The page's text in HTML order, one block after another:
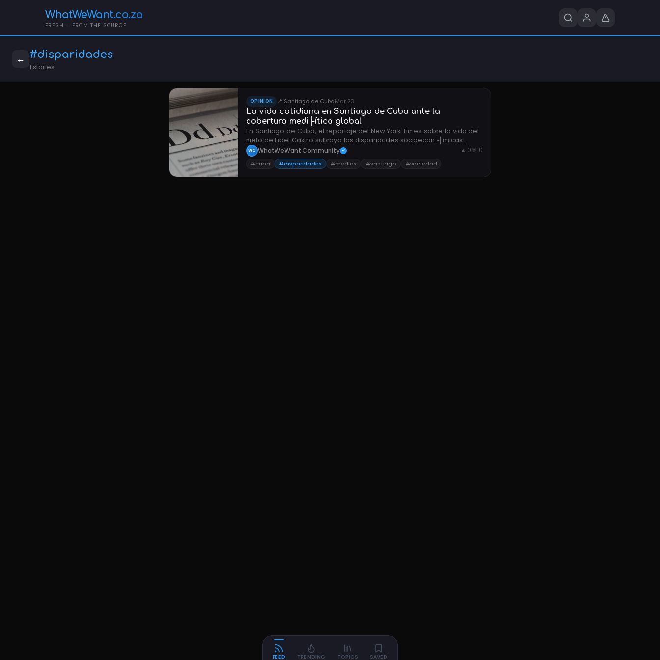
WhatWeWant.co.za
FRESH ... FROM THE SOURCE
← #disparidades
1 stories
OPINION 📍 Santiago de CubaMar 23
La vida cotidiana en Santiago de Cuba ante la
cobertura medi├ítica global
En Santiago de Cuba, el reportaje del New York Times sobre la vida del
nieto de Fidel Castro subraya las disparidades socioecon├│micas
dentro de la isla.
WC WhatWeWant Community ✓ ▲ 0💬 0
#cuba #disparidades #medios #santiago #sociedad
FEED TRENDING TOPICS SAVED